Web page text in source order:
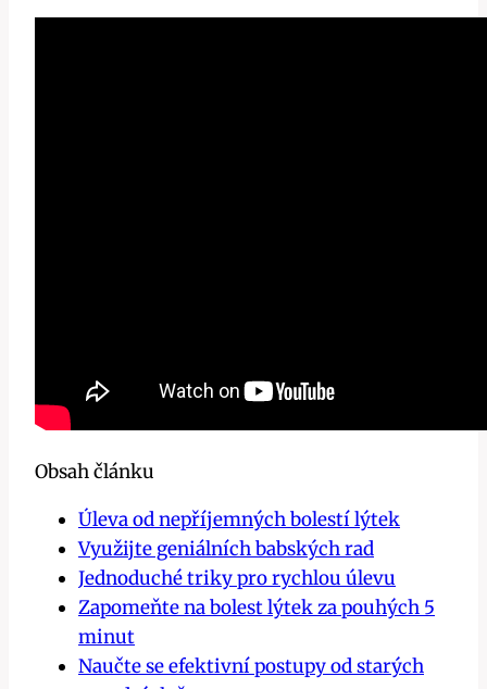
Obsah článku
Úleva od⁤ nepříjemných bolestí lýtek
Využijte geniálních babských rad
Jednoduché triky pro rychlou úlevu
Zapomeňte na bolest lýtek za‌ pouhých 5
minut
Naučte se efektivní postupy od starých